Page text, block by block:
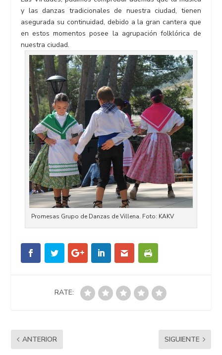
y las danzas tradicionales de nuestra ciudad, tienen
asegurada su continuidad, debido a la gran cantera que
en estos momentos posee la agrupación folklórica de
nuestra ciudad.
Promesas Grupo de Danzas de Villena. Foto: KAKV
RATE:
ANTERIOR SIGUIENTE